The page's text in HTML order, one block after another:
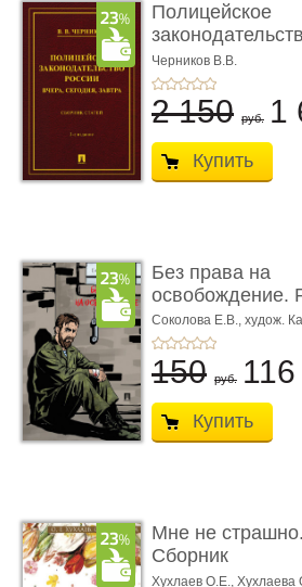
Полицейское
России: вчера,
Черников В.В.
2 150 руб. 1
Купить
Без права на
освобождение.
Соколова Е.В., худож.
150 руб. 116
Купить
Мне не страшно.
Сборник
Хухлаев О.Е., Хухлаева